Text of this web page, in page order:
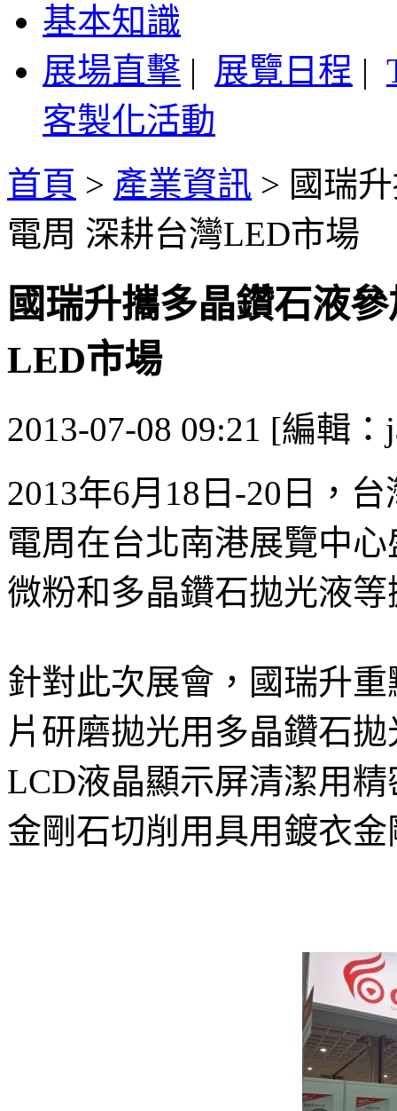
基本知識
展場直擊 | 展覽日程 |
客製化活動
首頁 > 產業資訊 > 國瑞
電周 深耕台灣LED市場
國瑞升攜多晶鑽石液
LED市場
2013-07-08 09:21 [編輯：
2013年6月18日-20日，
電周在台北南港展覽中
微粉和多晶鑽石拋光液
針對此次展會，國瑞升
片研磨拋光用多晶鑽石
LCD液晶顯示屏清潔用
金剛石切削用具用鍍衣